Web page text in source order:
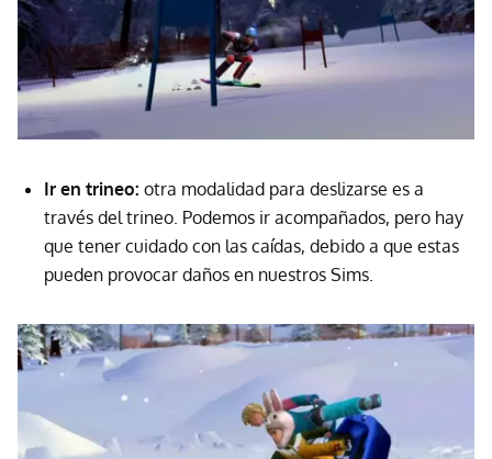
Ir en trineo: otra modalidad para deslizarse es a
través del trineo. Podemos ir acompañados, pero hay
que tener cuidado con las caídas, debido a que estas
pueden provocar daños en nuestros Sims.